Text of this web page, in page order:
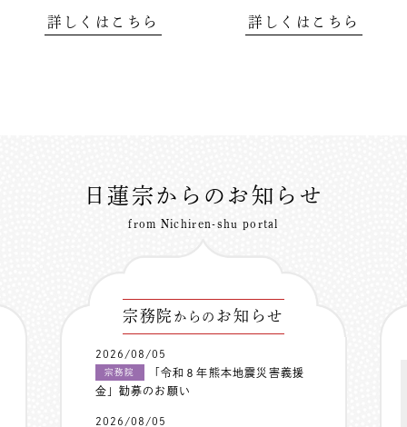
詳しくはこちら 詳しくはこちら
日蓮宗からのお知らせ
from Nichiren-shu portal
宗務院 からの お知らせ
2026/08/05
宗務院
「令和８年熊本地震災害義援
金」勧募のお願い
2026/08/05